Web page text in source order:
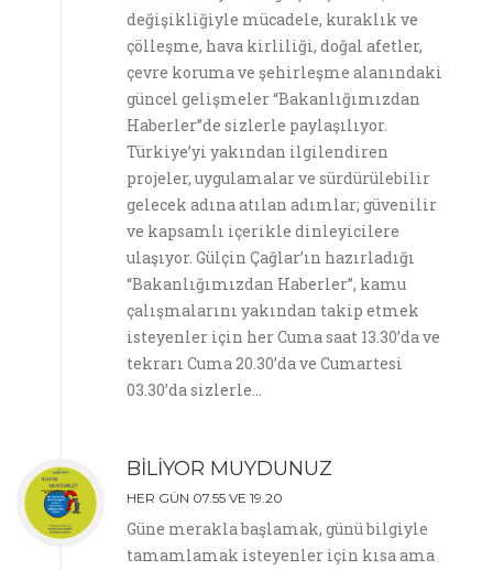
değişikliğiyle mücadele, kuraklık ve
çölleşme, hava kirliliği, doğal afetler,
çevre koruma ve şehirleşme alanındaki
güncel gelişmeler “Bakanlığımızdan
Haberler”de sizlerle paylaşılıyor.
Türkiye’yi yakından ilgilendiren
projeler, uygulamalar ve sürdürülebilir
gelecek adına atılan adımlar; güvenilir
ve kapsamlı içerikle dinleyicilere
ulaşıyor. Gülçin Çağlar’ın hazırladığı
“Bakanlığımızdan Haberler”, kamu
çalışmalarını yakından takip etmek
isteyenler için her Cuma saat 13.30’da ve
tekrarı Cuma 20.30’da ve Cumartesi
03.30’da sizlerle…
BİLİYOR MUYDUNUZ
HER GÜN 07.55 VE 19.20
Güne merakla başlamak, günü bilgiyle
tamamlamak isteyenler için kısa ama